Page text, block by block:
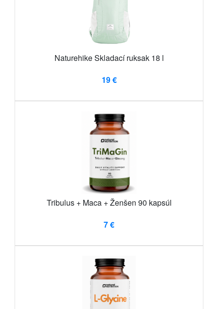
Naturehike Skladací ruksak 18 l
19 €
Tribulus + Maca + Ženšen 90 kapsúl
7 €